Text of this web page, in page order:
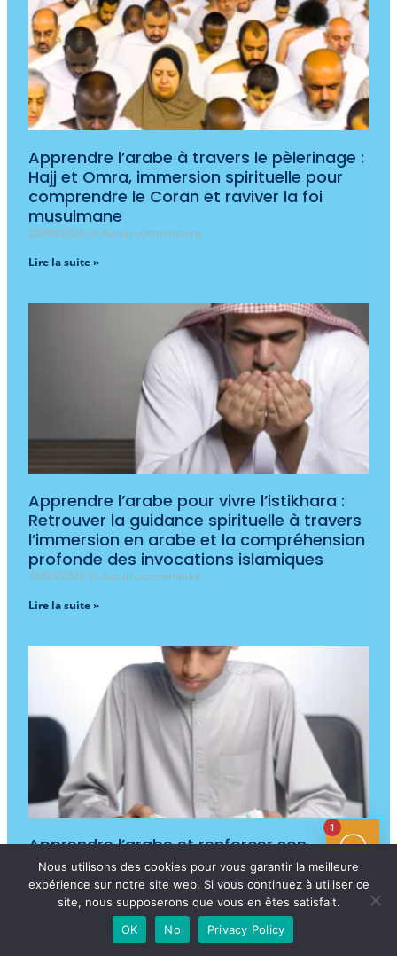
Apprendre l’arabe à travers le pèlerinage :
Hajj et Omra, immersion spirituelle pour
comprendre le Coran et raviver la foi
musulmane
20/03/2026
Aucun commentaire
Lire la suite »
Apprendre l’arabe pour vivre l’istikhara :
Retrouver la guidance spirituelle à travers
l’immersion en arabe et la compréhension
profonde des invocations islamiques
19/03/2026
Aucun commentaire
Lire la suite »
Apprendre l’arabe et renforcer son
identité musulmane à l’ère numérique :
immersion en arabe, compréhension du
Coran et solutions pour la jeunesse
connectée
Aucun commentaire
Nous utilisons des cookies pour vous garantir la meilleure
expérience sur notre site web. Si vous continuez à utiliser ce
site, nous supposerons que vous en êtes satisfait.
OK
No Privacy Policy
1